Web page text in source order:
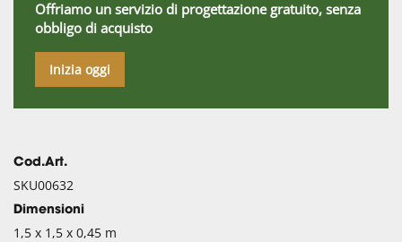
Offriamo un servizio di progettazione gratuito, senza
obbligo di acquisto
Inizia oggi
Cod.Art.
SKU00632
Dimensioni
1,5 x 1,5 x 0,45 m